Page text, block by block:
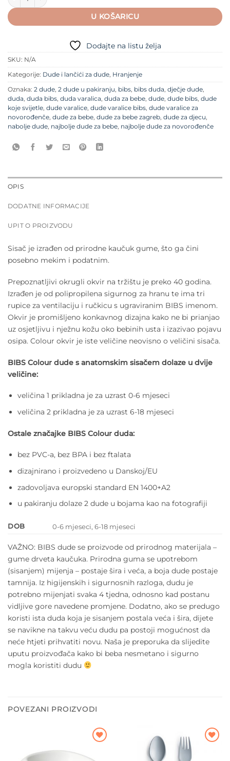
U KOŠARICU
Dodajte na listu želja
SKU: N/A
Kategorije: Dude i lančići za dude, Hranjenje
Oznaka: 2 dude, 2 dude u pakiranju, bibs, bibs duda, dječje dude,
duda, duda bibs, duda varalica, duda za bebe, dude, dude bibs, dude
koje svijetle, dude varalice, dude varalice bibs, dude varalice za
novorođenče, dude za bebe, dude za bebe zagreb, dude za djecu,
nabolje dude, najbolje dude za bebe, najbolje dude za novorođenče
OPIS
DODATNE INFORMACIJE
UPIT O PROIZVODU
Sisač je izrađen od prirodne kaučuk gume, što ga čini
posebno mekim i podatnim.
Prepoznatljivi okrugli okvir na tržištu je preko 40 godina.
Izrađen je od polipropilena sigurnog za hranu te ima tri
rupice za ventilaciju i ručkicu s ugraviranim BIBS imenom.
Okvir je promišljeno konkavnog dizajna kako ne bi prianjao
uz osjetljivu i nježnu kožu oko bebinih usta i izazivao pojavu
osipa. Colour okvir je iste veličine neovisno o veličini sisača.
BIBS Colour dude s anatomskim sisačem dolaze u dvije
veličine:
veličina 1 prikladna je za uzrast 0-6 mjeseci
veličina 2 prikladna je za uzrast 6-18 mjeseci
Ostale značajke BIBS Colour duda:
bez PVC-a, bez BPA i bez ftalata
dizajnirano i proizvedeno u Danskoj/EU
zadovoljava europski standard EN 1400+A2
u pakiranju dolaze 2 dude u bojama kao na fotografiji
DOB 0-6 mjeseci, 6-18 mjeseci
VAŽNO: BIBS dude se proizvode od prirodnog materijala –
gume drveta kaučuka. Prirodna guma se upotrebom
(sisanjem) mijenja – postaje šira i veća, a boja dude postaje
tamnija. Iz higijenskih i sigurnosnih razloga, dudu je
potrebno mijenjati svaka 4 tjedna, odnosno kad postanu
vidljive gore navedene promjene. Dodatno, ako se predugo
koristi ista duda koja je sisanjem postala veća i šira, dijete
se navikne na takvu veću dudu pa postoji mogućnost da
neće htjeti prihvatiti novu. Naša je preporuka da slijedite
uputu proizvođača kako bi beba nesmetano i sigurno
mogla koristiti dudu
POVEZANI PROIZVODI
na listu